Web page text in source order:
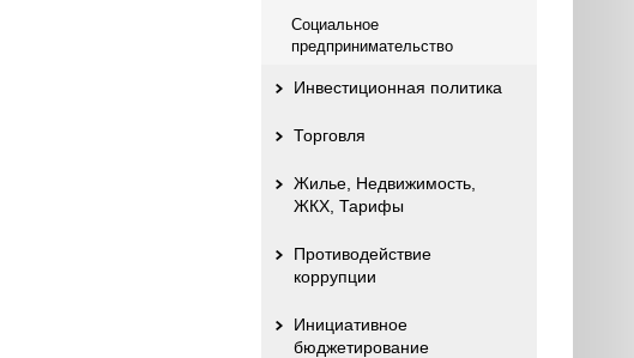
Социальное
предпринимательство
Инвестиционная политика
Торговля
Жилье, Недвижимость,
ЖКХ, Тарифы
Противодействие
коррупции
Инициативное
бюджетирование